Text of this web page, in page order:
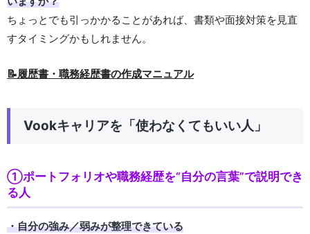
ちょっとでも引っかかることがあれば、書類や面接対策を見直
すタイミングかもしれません。
📝履歴書・職務経歴書の作成マニュアル
Vookキャリアを「使わなくてもいい人」
①ポートフォリオや職務経歴を“自分の言葉”で説明でき
る人
・自分の強み／弱みが整理できている